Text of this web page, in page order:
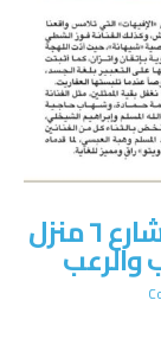
البيت المسكون قطعة ٦ شارع ٦ منزل